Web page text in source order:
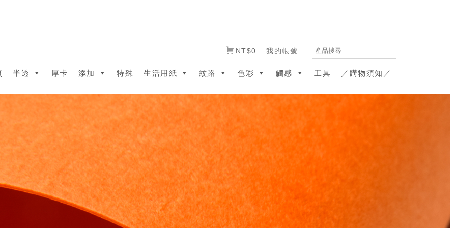
NT$0 我的帳號
半透 厚卡 添加 特殊 生活用紙 紋路 色彩 觸感 工具 ／購物須知／